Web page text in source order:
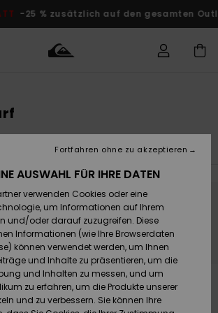
gesamten Outlet-Bereich Jetzt Sparen
Accessoires
Schuhe&
Flip-Flops
Surf
Snow
Accessoires
Schuhe&
Flip-Flops
Surf
Snow
Brandneu
Highlights
Snow
Kinder
Highlights
Community
Kinder
Snow Shop
Damen
Highlights
KINDER
Outlet
Frauen
Versand
Retouren
Bezahlung
Geschenkkarte
Quiksilver
Strand-Accessoires & Poncho
Produkte sind bald wieder
gefallen
AUSWAHL FÜR IHRE DATEN
verwenden Cookies oder eine
um Informationen auf Ihrem
und/oder darauf zuzugreifen. Diese
Informationen (wie Ihre Browserdaten
können verwendet werden, um Ihnen
und Inhalte zu präsentieren, um die
und Inhalten zu messen, und um
zu erfahren, um die Produkte unserer
und zu verbessern. Sie können Ihre
Fortfahren ohne zu akzeptieren